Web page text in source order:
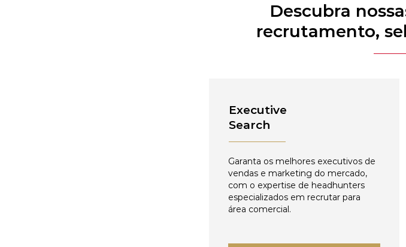
Descubra
recrutamento,
Executive
Search
Garanta os melhores executivos de
vendas e marketing do mercado,
com o expertise de headhunters
especializados em recrutar para
área comercial.